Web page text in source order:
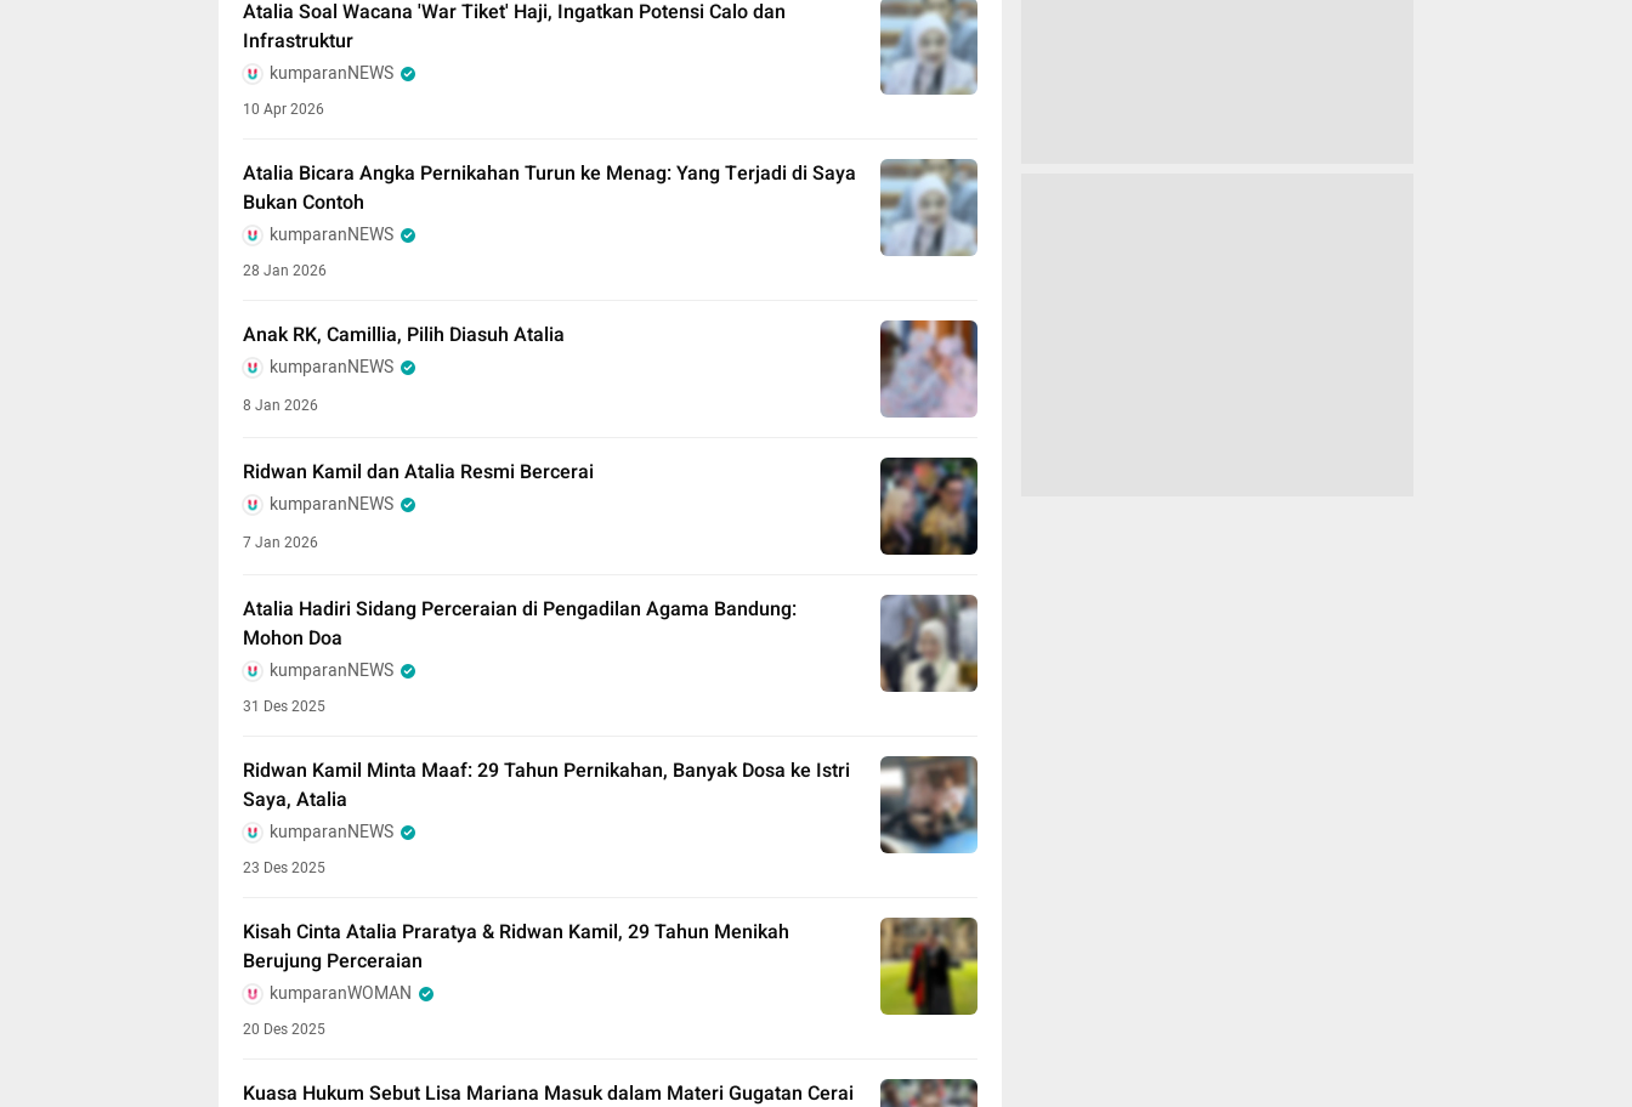
Atalia Soal Wacana 'War Tiket' Haji, Ingatkan Potensi Calo dan
Infrastruktur
kumparanNEWS
10 Apr 2026
Atalia Bicara Angka Pernikahan Turun ke Menag: Yang Terjadi di Saya
Bukan Contoh
kumparanNEWS
28 Jan 2026
Anak RK, Camillia, Pilih Diasuh Atalia
kumparanNEWS
8 Jan 2026
Ridwan Kamil dan Atalia Resmi Bercerai
kumparanNEWS
7 Jan 2026
Atalia Hadiri Sidang Perceraian di Pengadilan Agama Bandung:
Mohon Doa
kumparanNEWS
31 Des 2025
Ridwan Kamil Minta Maaf: 29 Tahun Pernikahan, Banyak Dosa ke Istri
Saya, Atalia
kumparanNEWS
23 Des 2025
Kisah Cinta Atalia Praratya & Ridwan Kamil, 29 Tahun Menikah
Berujung Perceraian
kumparanWOMAN
20 Des 2025
Kuasa Hukum Sebut Lisa Mariana Masuk dalam Materi Gugatan Cerai